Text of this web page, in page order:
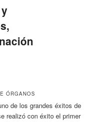
ÓRGANOS
de los grandes éxitos de
realizó con éxito el primer